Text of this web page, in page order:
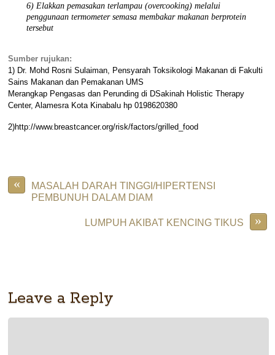
6) Elakkan pemasakan terlampau (overcooking) melalui
penggunaan termometer semasa membakar makanan berprotein
tersebut
Sumber rujukan:
1) Dr. Mohd Rosni Sulaiman, Pensyarah Toksikologi Makanan di Fakulti
Sains Makanan dan Pemakanan UMS
Merangkap Pengasas dan Perunding di DSakinah Holistic Therapy
Center, Alamesra Kota Kinabalu hp 0198620380
2)http://www.breastcancer.org/risk/factors/grilled_food
«
MASALAH DARAH TINGGI/HIPERTENSI
PEMBUNUH DALAM DIAM
»
LUMPUH AKIBAT KENCING TIKUS
Leave a Reply